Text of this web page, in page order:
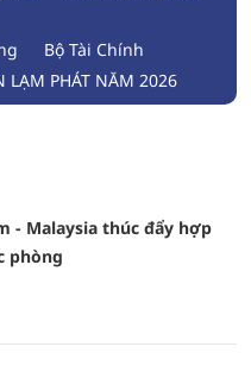
Bộ Tài Chính
LẠM PHÁT NĂM 2026
- Malaysia thúc đẩy hợp
phòng